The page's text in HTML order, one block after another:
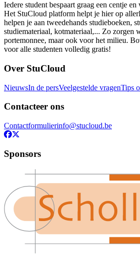
Iedere student bespaart graag een centje
Het StuCloud platform helpt je hier op
helpen je aan tweedehands studieboeken,
studiemateriaal, kotmateriaal,... Zo zorgen
portemonnee, maar ook voor het milieu.
voor alle studenten volledig gratis!
Over StuCloud
NieuwsIn de persVeelgestelde vragenTips
Contacteer ons
Contactformulierinfo@stucloud.be
Sponsors